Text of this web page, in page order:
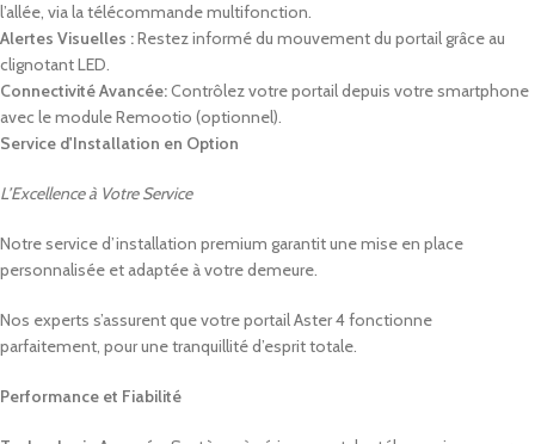
l’allée, via la télécommande multifonction.
Alertes Visuelles :Restez informé du mouvement du portail grâce au
clignotant LED.
Connectivité Avancée:Contrôlez votre portail depuis votre smartphone
avec le module Remootio (optionnel).
Service d'Installation en Option
L’Excellence à Votre Service
Notre service d’installation premium garantit une mise en place
personnalisée et adaptée à votre demeure.
Nos experts s’assurent que votre portail Aster 4 fonctionne
parfaitement, pour une tranquillité d’esprit totale.
Performance et Fiabilité